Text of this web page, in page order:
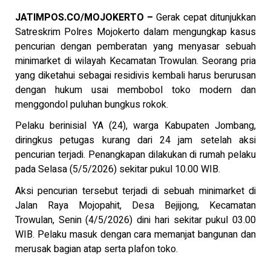
JATIMPOS.CO/MOJOKERTO – Gerak cepat ditunjukkan
Satreskrim Polres Mojokerto dalam mengungkap kasus
pencurian dengan pemberatan yang menyasar sebuah
minimarket di wilayah Kecamatan Trowulan. Seorang pria
yang diketahui sebagai residivis kembali harus berurusan
dengan hukum usai membobol toko modern dan
menggondol puluhan bungkus rokok.
Pelaku berinisial YA (24), warga Kabupaten Jombang,
diringkus petugas kurang dari 24 jam setelah aksi
pencurian terjadi. Penangkapan dilakukan di rumah pelaku
pada Selasa (5/5/2026) sekitar pukul 10.00 WIB.
Aksi pencurian tersebut terjadi di sebuah minimarket di
Jalan Raya Mojopahit, Desa Bejijong, Kecamatan
Trowulan, Senin (4/5/2026) dini hari sekitar pukul 03.00
WIB. Pelaku masuk dengan cara memanjat bangunan dan
merusak bagian atap serta plafon toko.